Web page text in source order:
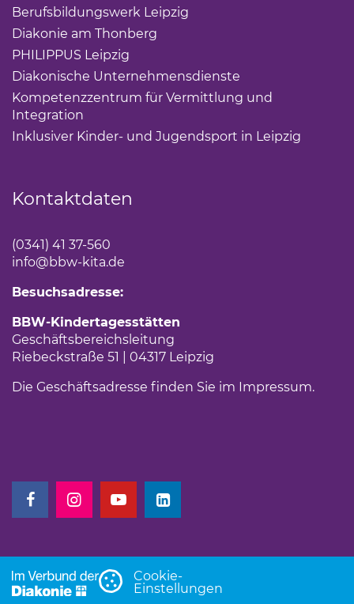
Berufsbildungswerk Leipzig
Diakonie am Thonberg
PHILIPPUS Leipzig
Diakonische Unternehmensdienste
Kompetenzzentrum für Vermittlung und
Integration
Inklusiver Kinder- und Jugendsport in Leipzig
Kontaktdaten
(0341) 41 37-560
info@bbw-kita.de
Besuchsadresse:
BBW-Kindertagesstätten
Geschäftsbereichsleitung
Riebeckstraße 51 | 04317 Leipzig
Die Geschäftsadresse finden Sie im Impressum(Link
.
(Link öffnet einen neuen Tab)
(Link öffnet einen neuen Tab)
(Link öffnet einen neuen Tab)
(Link öffnet einen neuen Tab)
Cookie-
Einstellungen